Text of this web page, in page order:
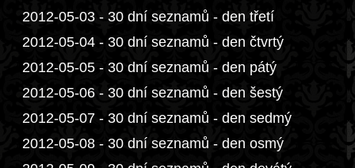
2012-05-03 - 30 dní seznamů - den třetí
2012-05-04 - 30 dní seznamů - den čtvrtý
2012-05-05 - 30 dní seznamů - den pátý
2012-05-06 - 30 dní seznamů - den šestý
2012-05-07 - 30 dní seznamů - den sedmý
2012-05-08 - 30 dní seznamů - den osmý